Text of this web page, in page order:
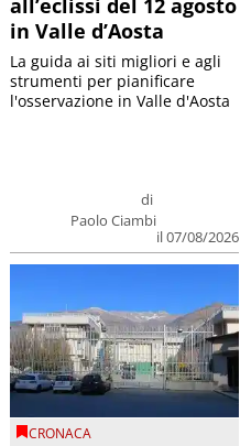
all’eclissi del 12 agosto
in Valle d’Aosta
di
Paolo Ciambi
il 07/08/2026
La guida ai siti migliori e agli
strumenti per pianificare
l'osservazione in Valle d'Aosta
CRONACA